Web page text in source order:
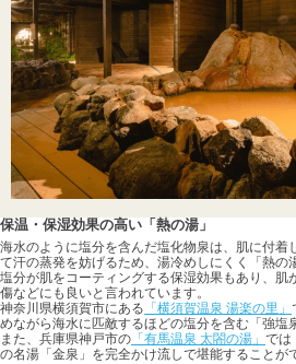
保温・保湿効果の高い「熱の湯」
海水のように塩分を含んだ塩化物泉は、肌に付着
て汗の蒸発を妨げるため、湯冷めしにくく「熱の
塩分が肌をコーティングする保湿効果もあり、肌
傷などにも良いと言われています。
神奈川県横須賀市にある 「横須賀温泉 湯楽の里」
めながら海水に匹敵するほどの塩分を含む「強塩
また、兵庫県神戸市の 「有馬温泉 太閤の湯」 では
の名湯「金泉」を完全かけ流しで堪能することが